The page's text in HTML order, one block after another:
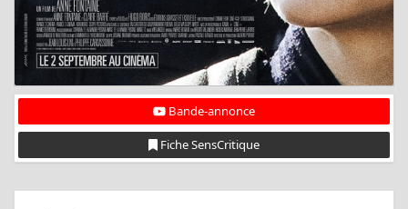
Bande-annonce
Fiche SensCritique